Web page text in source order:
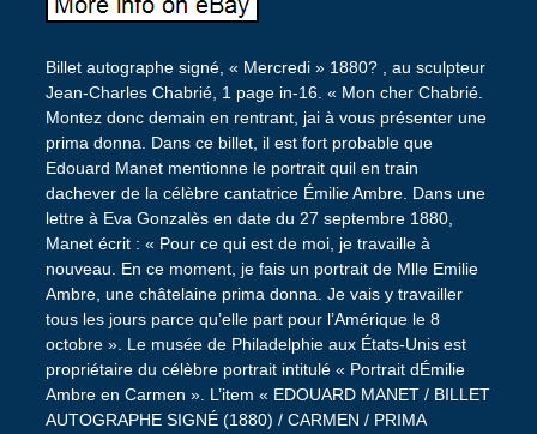
Billet autographe signé, « Mercredi » 1880? , au sculpteur
Jean-Charles Chabrié, 1 page in-16. « Mon cher Chabrié.
Montez donc demain en rentrant, jai à vous présenter une
prima donna. Dans ce billet, il est fort probable que
Edouard Manet mentionne le portrait quil en train
dachever de la célèbre cantatrice Émilie Ambre. Dans une
lettre à Eva Gonzalès en date du 27 septembre 1880,
Manet écrit : « Pour ce qui est de moi, je travaille à
nouveau. En ce moment, je fais un portrait de Mlle Emilie
Ambre, une châtelaine prima donna. Je vais y travailler
tous les jours parce qu’elle part pour l’Amérique le 8
octobre ». Le musée de Philadelphie aux États-Unis est
propriétaire du célèbre portrait intitulé « Portrait dÉmilie
Ambre en Carmen ». L’item « EDOUARD MANET / BILLET
AUTOGRAPHE SIGNÉ (1880) / CARMEN / PRIMA